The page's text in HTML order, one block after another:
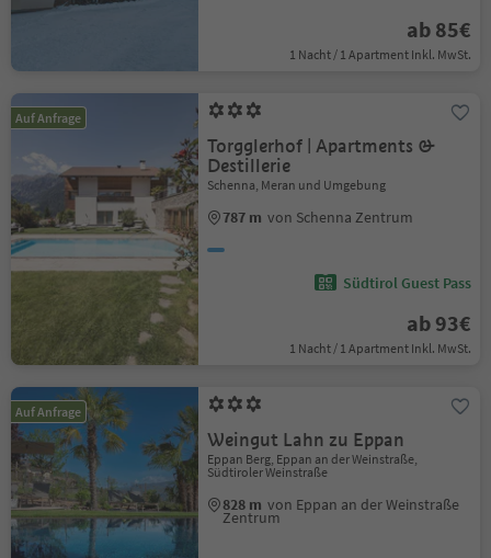
ab 85€
1 Nacht / 1 Apartment Inkl. MwSt.
Auf Anfrage
Torgglerhof | Apartments &
Destillerie
Schenna, Meran und Umgebung
787 m von Schenna Zentrum
Südtirol Guest Pass
ab 93€
1 Nacht / 1 Apartment Inkl. MwSt.
Auf Anfrage
Weingut Lahn zu Eppan
Eppan Berg, Eppan an der Weinstraße,
Südtiroler Weinstraße
828 m von Eppan an der Weinstraße
Zentrum